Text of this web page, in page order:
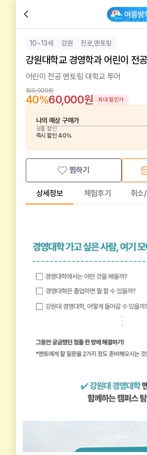
10~13세 강원 진로,멘토링
강원대학교 경영학과 어린이 전
어린이 전공 멘토링 대학교 투어
100,000원
40%60,000원 최대 할인가
나의 예상 구매가
상품 할인
즉시 할인 40%
찜하기
상세정보 체험후기 취소